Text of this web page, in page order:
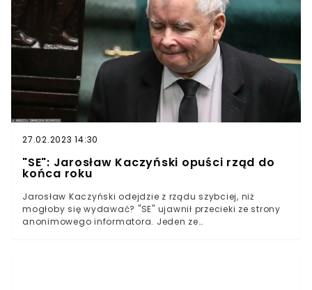
27.02.2023 14:30
"SE": Jarosław Kaczyński opuści rząd do
końca roku
Jarosław Kaczyński odejdzie z rządu szybciej, niż
mogłoby się wydawać? "SE" ujawnił przecieki ze strony
anonimowego informatora. Jeden ze